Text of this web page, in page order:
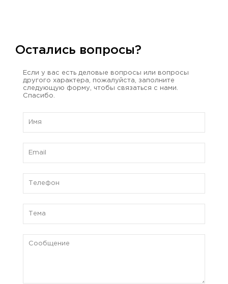
Остались вопросы?
Если у вас есть деловые вопросы или вопросы
другого характера, пожалуйста, заполните
следующую форму, чтобы связаться с нами.
Спасибо.